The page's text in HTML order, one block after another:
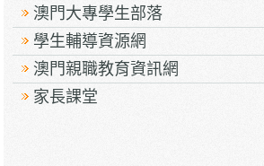
澳門大專學生部落
學生輔導資源網
澳門親職教育資訊網
家長課堂